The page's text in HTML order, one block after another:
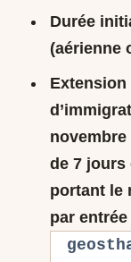
Durée
(aérienne
novembre
de 7 jours
portant le
par entrée